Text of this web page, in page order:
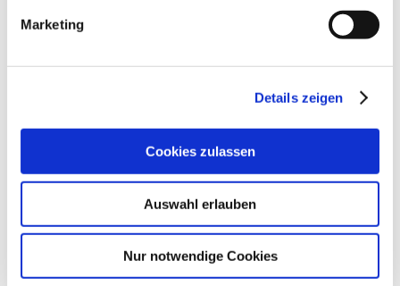
Marketing
Details zeigen
Cookies zulassen
Auswahl erlauben
Nur notwendige Cookies